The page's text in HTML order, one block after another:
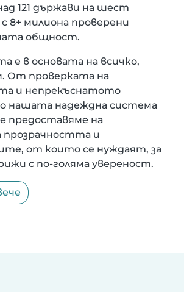
121 държави на шест
8+ милиона проверени
общност.
е в основата на всичко,
От проверката на
и непрекъснатото
нашата надеждна система
предоставяме на
и
от които се нуждаят, за
с по-голяма увереност.